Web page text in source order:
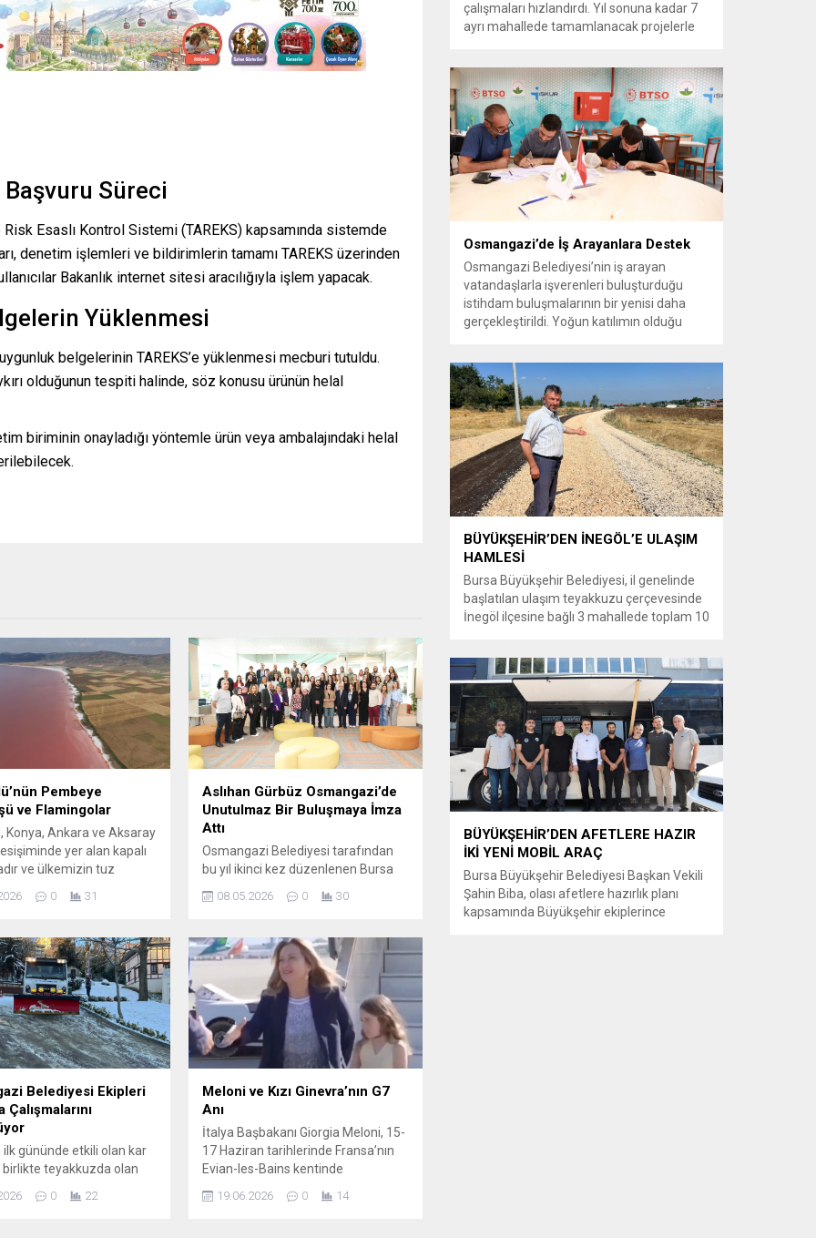
Başvuru Süreci
Risk Esaslı Kontrol Sistemi (TAREKS) kapsamında sistemde
denetim işlemleri ve bildirimlerin tamamı TAREKS üzerinden
Bakanlık internet sitesi aracılığıyla işlem yapacak.
Yüklenmesi
belgelerinin TAREKS’e yüklenmesi mecburi tutuldu.
olduğunun tespiti halinde, söz konusu ürünün helal
biriminin onayladığı yöntemle ürün veya ambalajındaki helal
Pembeye
ve Flamingolar
Konya, Ankara ve Aksaray
yer alan kapalı
ve ülkemizin tuz
birlikte estetik açıdan
göçmen kuşların
olan bu sığ göl,
halk arasında
olarak anılır. Bu yıl
0 31
Aslıhan Gürbüz Osmangazi’de
Unutulmaz Bir Buluşmaya İmza
Attı
Osmangazi Belediyesi tarafından
bu yıl ikinci kez düzenlenen Bursa
Mudanya Üniversitesi’nde
söyleşilerle devam etti. Festival
kapsamında son olarak
“Mukadderat” filmi izleyiciyle
buluşurken, gösterimin ardından
filmin başrol oyuncusu Aslıhan
Gürbüz ile yönetmen Nadim Güç
öğrencilerle bir araya gelerek
söyleşi gerçekleştirdi. Bu yıl...
08.05.2026 0 30
Belediyesi Ekipleri
Çalışmalarını
ilk gününde etkili olan kar
birlikte teyakkuzda olan
Belediyesi ekipleri,
buzlanmaları önlemek
0 22
Meloni ve Kızı Ginevra’nın G7
Anı
İtalya Başbakanı Giorgia Meloni, 15-
17 Haziran tarihlerinde Fransa’nın
Evian-les-Bains kentinde
düzenlenen 52. G7 Liderler
Zirvesi’ne katılmak üzere
19.06.2026 0 14
çalışmaları hızlandırdı. Yıl sonuna kadar 7
ayrı mahallede tamamlanacak projelerle
Belediyesi, ilçe genelinde kişi başına düşen
yeşil alan miktarını artırmak ve
vatandaşlara yeni yaşam alanları sunmak
amacıyla yürüttüğü park çalışmalarını
sürdürüyor....
Osmangazi’de İş Arayanlara Destek
Osmangazi Belediyesi’nin iş arayan
vatandaşlarla işverenleri buluşturduğu
istihdam buluşmalarının bir yenisi daha
gerçekleştirildi. Yoğun katılımın olduğu
değerlendirmelerin ardından iş sahibi oldu.
Osmangazi Belediyesi’nin, Bursa Ticaret
ve Sanayi Odası (BTSO) ve İŞKUR iş
birliğiyle yıl boyunca sürdürdüğü istihdam
buluşmaları yoğun ilgi görmeye devam...
BÜYÜKŞEHİR’DEN İNEGÖL’E ULAŞIM
HAMLESİ
Bursa Büyükşehir Belediyesi, il genelinde
başlatılan ulaşım teyakkuzu çerçevesinde
İnegöl ilçesine bağlı 3 mahallede toplam 10
Biba başkanlığında başlatılan ulaşım
seferberliği kapsamında Bursa Büyükşehir
Belediyesi Ulaşım Dairesi Başkanlığı
koordinasyonuyla 17 ilçede yol yenileme
çalışmalarına hız verildi. Başkan Vekili
Biba’nın göreve...
BÜYÜKŞEHİR’DEN AFETLERE HAZIR
İKİ YENİ MOBİL ARAÇ
Bursa Büyükşehir Belediyesi Başkan Vekili
Şahin Biba, olası afetlere hazırlık planı
kapsamında Büyükşehir ekiplerince